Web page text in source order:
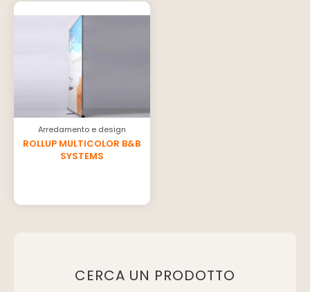
Arredamento e design
ROLLUP MULTICOLOR B&B
SYSTEMS
CERCA UN PRODOTTO